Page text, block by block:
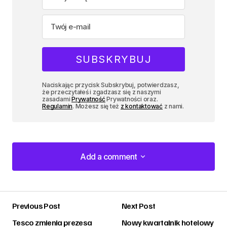
Naciskając przycisk Subskrybuj, potwierdzasz,
że przeczytałeś i zgadzasz się z naszymi
zasadamiPrywatnośćPrywatności oraz.
Regulamin. Możesz się też z kontaktowaćz nami.
Add a comment
Add a comment
Previous Post
Tesco zmienia prezesa
Next Post
Nowy kwartalnik hotelowy